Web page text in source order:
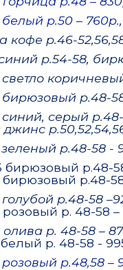
р.50 – 760р.,
кофе р.46-
синий р.54-58,
бирюзовый р.48-
синий, серый
р.48-58 -
бирюзовый р.48-
бирюзовый р.48-
р.48-58
р. 48-58 –
р. 48-58 –
р. 48-58 -
р.48,58 –